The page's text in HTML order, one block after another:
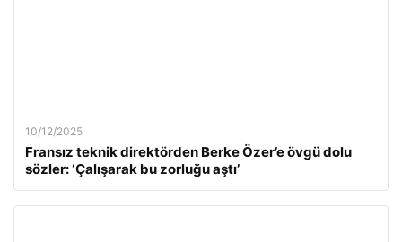
10/12/2025
Fransız teknik direktörden Berke Özer’e övgü dolu
sözler: ‘Çalışarak bu zorluğu aştı’